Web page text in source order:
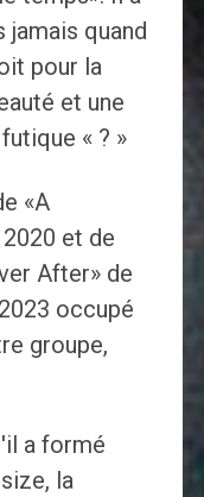
jamais quand
pour la
et une
« ? »
«A
et de
After» de
occupé
groupe,
a formé
la